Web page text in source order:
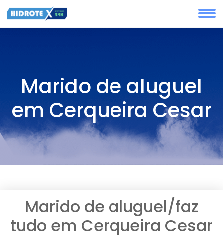
Marido de aluguel
em Cerqueira Cesar
Marido de aluguel/faz
tudo em Cerqueira Cesar